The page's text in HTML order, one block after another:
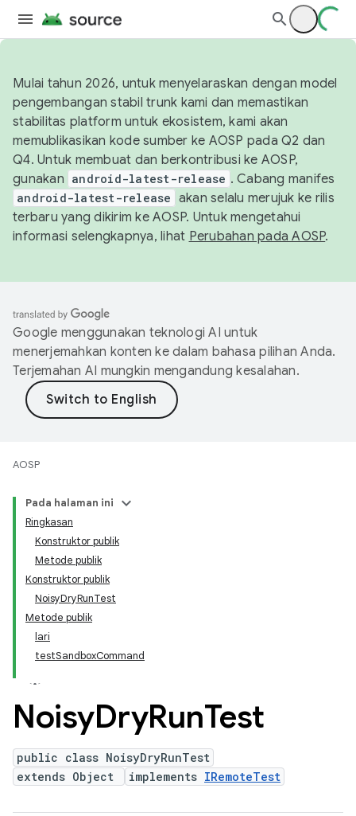
Mulai tahun 2026, untuk menyelaraskan dengan model
pengembangan stabil trunk kami dan memastikan
stabilitas platform untuk ekosistem, kami akan
memublikasikan kode sumber ke AOSP pada Q2 dan
Q4. Untuk membuat dan berkontribusi ke AOSP,
gunakan android-latest-release . Cabang manifes
android-latest-release akan selalu merujuk ke rilis
terbaru yang dikirim ke AOSP. Untuk mengetahui
informasi selengkapnya, lihat Perubahan pada AOSP.
Google menggunakan teknologi AI untuk
menerjemahkan konten ke dalam bahasa pilihan Anda.
Terjemahan AI mungkin mengandung kesalahan.
AOSP
Pada halaman ini
Ringkasan
Konstruktor publik
Metode publik
Konstruktor publik
NoisyDryRunTest
Metode publik
lari
testSandboxCommand
NoisyDryRunTest
public class NoisyDryRunTest
extends Object
implements IRemoteTest